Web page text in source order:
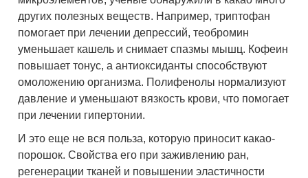
других полезных веществ. Например, триптофан
помогает при лечении депрессий, теобромин
уменьшает кашель и снимает спазмы мышц. Кофеин
повышает тонус, а антиоксиданты способствуют
омоложению организма. Полифенолы нормализуют
давление и уменьшают вязкость крови, что помогает
при лечении гипертонии.
И это еще не вся польза, которую приносит какао-
порошок. Свойства его при заживлению ран,
регенерации тканей и повышении эластичности